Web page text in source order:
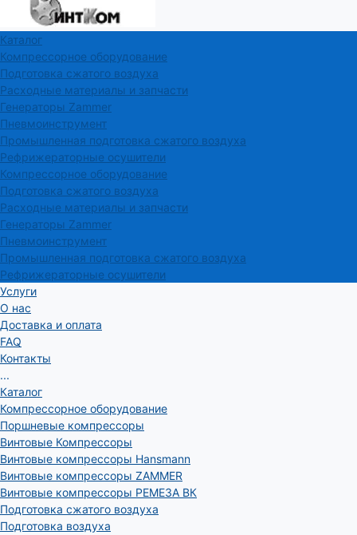
Каталог
Компрессорное оборудование
Подготовка сжатого воздуха
Расходные материалы и запчасти
Генераторы Zammer
Пневмоинструмент
Промышленная подготовка сжатого воздуха
Рефрижераторные осушители
Компрессорное оборудование
Подготовка сжатого воздуха
Расходные материалы и запчасти
Генераторы Zammer
Пневмоинструмент
Промышленная подготовка сжатого воздуха
Рефрижераторные осушители
Услуги
О нас
Доставка и оплата
FAQ
Контакты
...
Каталог
Компрессорное оборудование
Поршневые компрессоры
Винтовые Компрессоры
Винтовые компрессоры Hansmann
Винтовые компрессоры ZAMMER
Винтовые компрессоры РЕМЕЗА ВК
Подготовка сжатого воздуха
Подготовка воздуха